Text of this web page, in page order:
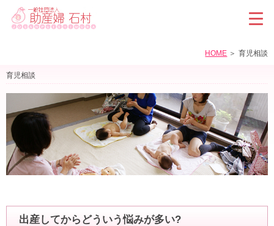
HOME 育児相談
育児相談
出産してからどういう悩みが多い?